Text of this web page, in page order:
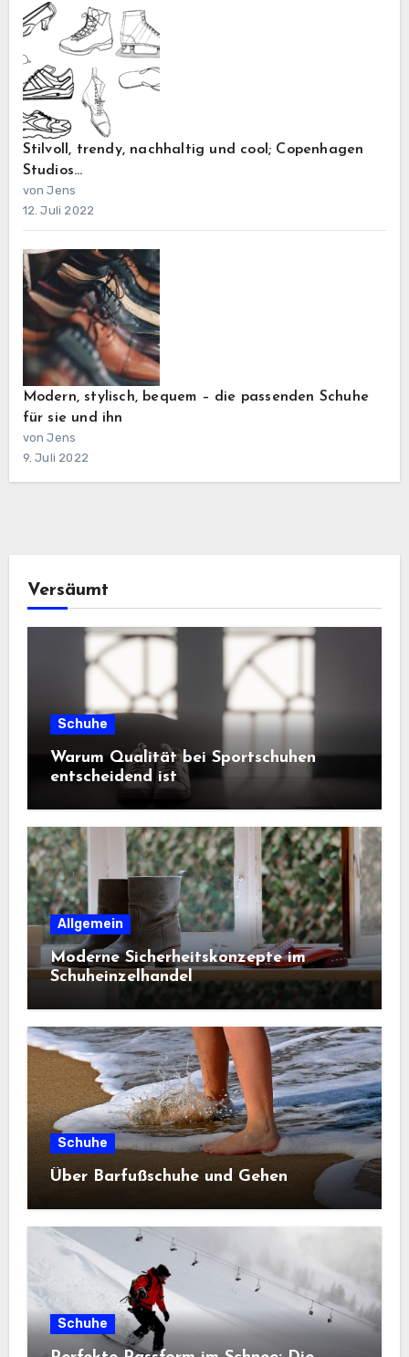
Stilvoll, trendy, nachhaltig und cool; Copenhagen
Studios…
von Jens
12. Juli 2022
Modern, stylisch, bequem – die passenden Schuhe
für sie und ihn
von Jens
9. Juli 2022
Versäumt
Schuhe
Warum Qualität bei Sportschuhen
entscheidend ist
Allgemein
Moderne Sicherheitskonzepte im
Schuheinzelhandel
Schuhe
Über Barfußschuhe und Gehen
Schuhe